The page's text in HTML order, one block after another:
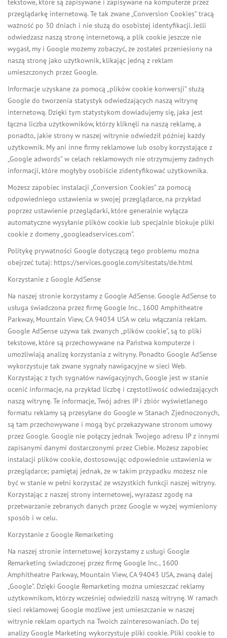
przeglądarkę internetową. Te tak zwane „Conversion Cookies” tracą
ważność po 30 dniach i nie służą do osobistej identyfikacji. Jeśli
odwiedzasz naszą stronę internetową, a plik cookie jeszcze nie
wygasł, my i Google możemy zobaczyć, że zostałeś przeniesiony na
naszą stronę jako użytkownik, klikając jedną z reklam
umieszczonych przez Google.
Informacje uzyskane za pomocą „plików cookie konwersji” służą
Google do tworzenia statystyk odwiedzających naszą witrynę
internetową. Dzięki tym statystykom dowiadujemy się, jaka jest
łączna liczba użytkowników, którzy kliknęli na naszą reklamę, a
ponadto, jakie strony w naszej witrynie odwiedził później każdy
użytkownik. My ani inne firmy reklamowe lub osoby korzystające z
„Google adwords” w celach reklamowych nie otrzymujemy żadnych
informacji, które mogłyby osobiście zidentyfikować użytkownika.
Możesz zapobiec instalacji „Conversion Cookies” za pomocą
odpowiedniego ustawienia w swojej przeglądarce, na przykład
poprzez ustawienie przeglądarki, które generalnie wyłącza
automatyczne wysyłanie plików cookie lub specjalnie blokuje pliki
cookie z domeny „googleadservices.com”.
Politykę prywatności Google dotyczącą tego problemu można
obejrzeć tutaj: https://services.google.com/sitestats/de.html
Korzystanie z Google AdSense
Na naszej stronie korzystamy z Google AdSense. Google AdSense to
usługa świadczona przez firmę Google Inc., 1600 Amphitheatre
Parkway, Mountain View, CA 94034 USA w celu włączania reklam.
Google AdSense używa tak zwanych „plików cookie”, są to pliki
tekstowe, które są przechowywane na Państwa komputerze i
umożliwiają analizę korzystania z witryny. Ponadto Google AdSense
wykorzystuje tak zwane sygnały nawigacyjne w sieci Web.
Korzystając z tych sygnałów nawigacyjnych, Google jest w stanie
ocenić informacje, na przykład liczbę i częstotliwość odwiedzających
naszą witrynę. Te informacje, Twój adres IP i zbiór wyświetlanego
formatu reklamy są przesyłane do Google w Stanach Zjednoczonych,
są tam przechowywane i mogą być przekazywane stronom umowy
przez Google. Google nie połączy jednak Twojego adresu IP z innymi
zapisanymi danymi dostarczonymi przez Ciebie. Możesz zapobiec
instalacji plików cookie, dostosowując odpowiednie ustawienia w
przeglądarce; pamiętaj jednak, że w takim przypadku możesz nie
być w stanie w pełni korzystać ze wszystkich funkcji naszej witryny.
Korzystając z naszej strony internetowej, wyrażasz zgodę na
przetwarzanie zebranych danych przez Google w wyżej wymieniony
sposób i w celu.
Korzystanie z Google Remarketing
Na naszej stronie internetowej korzystamy z usługi Google
Remarketing świadczonej przez firmę Google Inc., 1600
Amphitheatre Parkway, Mountain View, CA 94043 USA, zwaną dalej
„Google”. Dzięki Google Remarketing można umieszczać reklamy
użytkownikom, którzy wcześniej odwiedzili naszą witrynę. W ramach
sieci reklamowej Google możliwe jest umieszczanie w naszej
witrynie reklam opartych na Twoich zainteresowaniach. Do tej
analizy Google Marketing wykorzystuje pliki cookie. Pliki cookie to